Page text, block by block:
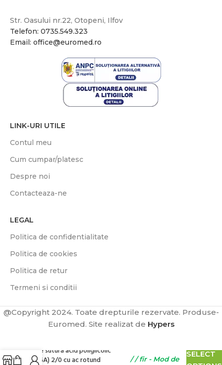
Str. Oasului nr.22, Otopeni, Ilfov
Telefon: 0735.549.323
Email: office@euromed.ro
LINK-URI UTILE
Contul meu
Cum cumpar/platesc
Despre noi
Contacteaza-ne
LEGAL
Politica de confidentialitate
Politica de cookies
Politica de retur
Termeni si conditii
@Copyright 2024. Toate drepturile rezervate. Produse-
Euromed. Site realizat de Hypers
Fire sutură acid poliglicolic
(PGA) 2/0 cu ac rotund
/ / fir - Mod de
SELECT